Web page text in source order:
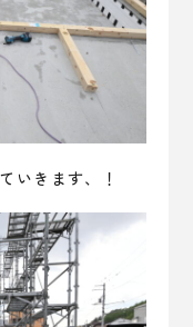
いきます、！